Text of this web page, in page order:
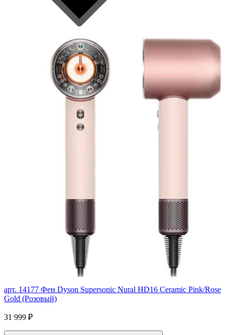
арт. 14177 Фен Dyson Supersonic Nural HD16 Ceramic Pink/Rose
Gold (Розовый)
31 999 ₽